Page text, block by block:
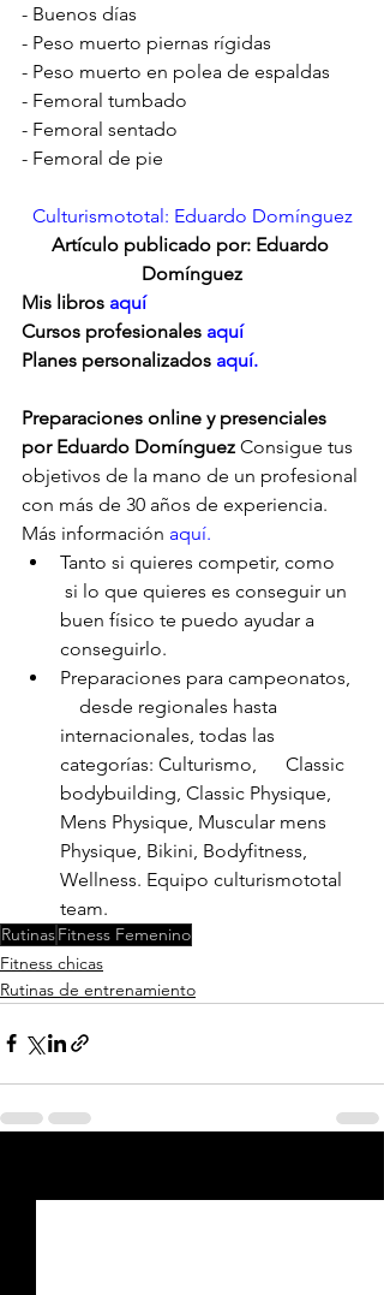
- Buenos días
- Peso muerto piernas rígidas
- Peso muerto en polea de espaldas
- Femoral tumbado
- Femoral sentado
- Femoral de pie
Culturismototal: Eduardo Domínguez
Artículo publicado por: Eduardo
Domínguez
Mis libros aquí
Cursos profesionales aquí
Planes personalizados aquí.
Preparaciones online y presenciales
por Eduardo Domínguez Consigue tus
objetivos de la mano de un profesional
con más de 30 años de experiencia.
Más información aquí.
Tanto si quieres competir, como
si lo que quieres es conseguir un
buen físico te puedo ayudar a
conseguirlo.
Preparaciones para campeonatos,
    desde regionales hasta
internacionales, todas las
categorías: Culturismo,      Classic
bodybuilding, Classic Physique,
Mens Physique, Muscular mens
Physique, Bikini, Bodyfitness,
Wellness. Equipo culturismototal
team.
RutinasFitness Femenino
Fitness chicas
Rutinas de entrenamiento